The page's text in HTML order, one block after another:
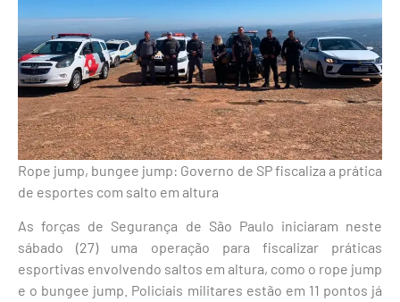
Rope jump, bungee jump: Governo de SP fiscaliza a prática
de esportes com salto em altura
As forças de Segurança de São Paulo iniciaram neste
sábado (27) uma operação para fiscalizar práticas
esportivas envolvendo saltos em altura, como o rope jump
e o bungee jump. Policiais militares estão em 11 pontos já